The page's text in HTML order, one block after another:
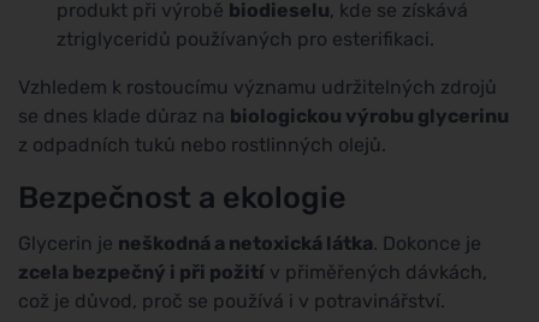
produkt při výrobě biodieselu, kde se získává
ztriglyceridů používaných pro esterifikaci.
Vzhledem k rostoucímu významu udržitelných zdrojů
se dnes klade důraz na biologickou výrobu glycerinu
z odpadních tuků nebo rostlinných olejů.
Bezpečnost a ekologie
Glycerin je neškodná a netoxická látka. Dokonce je
zcela bezpečný i při požití v přiměřených dávkách,
což je důvod, proč se používá i v potravinářství.